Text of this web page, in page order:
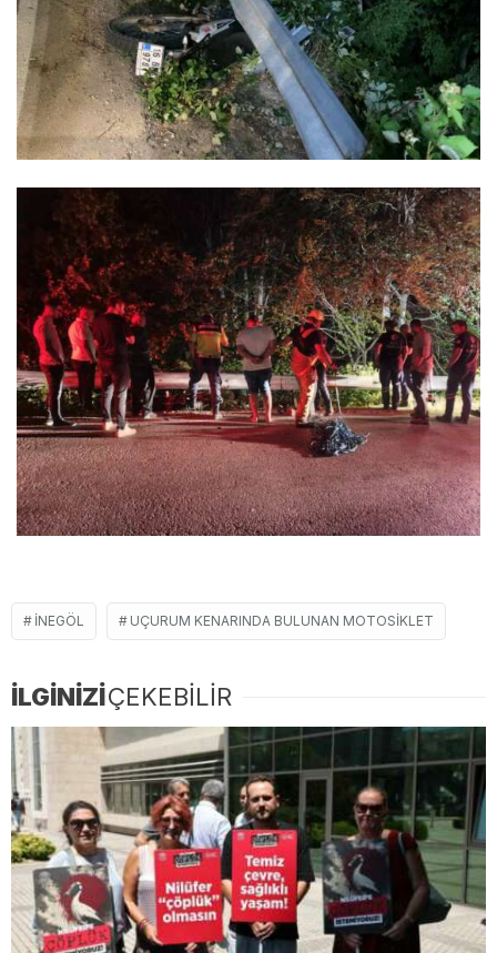
İNEGÖL UÇURUM KENARINDA BULUNAN MOTOSIKLET
İLGİNİZİÇEKEBİLİR